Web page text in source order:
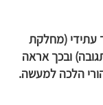
עתידי (מחלקת
ובכך אראה
הלכה למעשה.